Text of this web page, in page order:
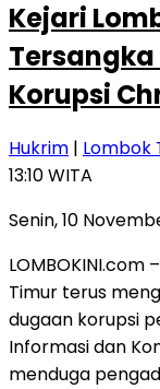
Kejari
Korupsi
Hukrim | Lombok
13:10 WITA
Senin, 10
Timur terus
dugaan korupsi
Informasi dan
menduga